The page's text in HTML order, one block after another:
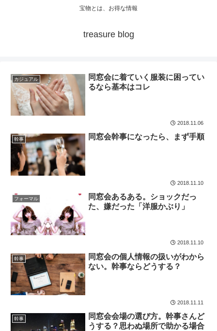
宝物とは、お得な情報
treasure blog
カジュアル
同窓会に着ていく服装に困ってい
るなら基本はコレ
2018.11.06
幹事 同窓会幹事になったら、まず手順
2018.11.10
フォーマル
同窓会あるある。ショックだっ
た、嫌だった「洋服かぶり」
2018.11.10
幹事
同窓会の個人情報の扱いがわから
ない。幹事ならどうする？
2018.11.11
幹事
同窓会会場の選び方。幹事さんど
うする？思わぬ場所で助かる場合